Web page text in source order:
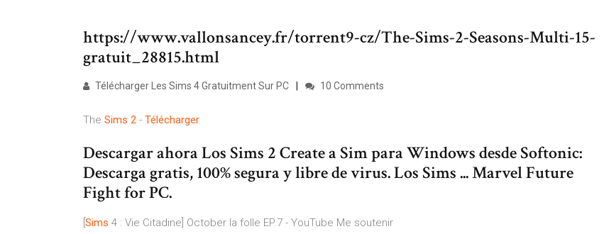
https://www.vallonsancey.fr/torrent9-cz/The-Sims-2-Seasons-Multi-15-
gratuit_28815.html
Télécharger Les Sims 4 Gratuitment Sur PC 10 Comments
The Sims 2 - Télécharger
Descargar ahora Los Sims 2 Create a Sim para Windows desde Softonic:
Descarga gratis, 100% segura y libre de virus. Los Sims ... Marvel Future
Fight for PC.
Sims 4 : Vie Citadine] October la folle EP.7 - YouTube Me soutenir